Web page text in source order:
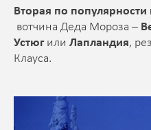
Вторая по популярности
вотчина Деда Мороза –
Устюгили Лапландия,
Клауса.